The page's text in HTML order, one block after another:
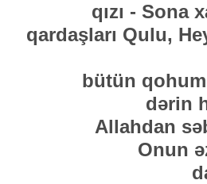
qızı - Sona
qardaşları Qulu,
bütün
dərin
Allahdan
Onun